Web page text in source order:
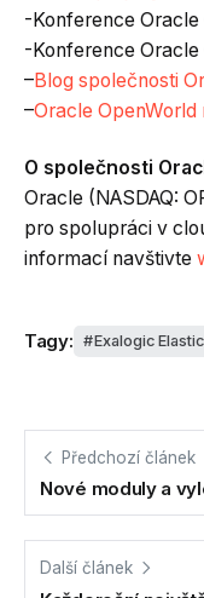
-Konference Oracle
-Konference Oracle
–Blog společnosti
–Oracle OpenWorld
O společnosti
Oracle (NASDAQ:
pro spolupráci v
informací navštivte
Tagy: Exalogic
Předchozí článek
Nové moduly a
Další článek